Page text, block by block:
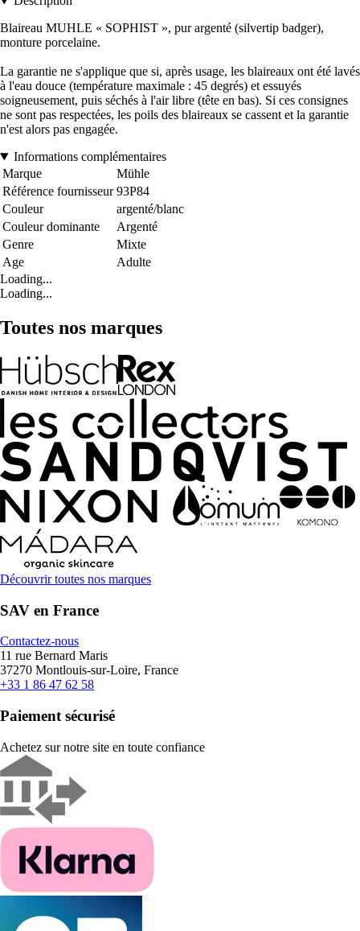
Blaireau MUHLE « SOPHIST », pur argenté (silvertip badger),
monture porcelaine.
La garantie ne s'applique que si, après usage, les blaireaux ont été lavés
à l'eau douce (température maximale : 45 degrés) et essuyés
soigneusement, puis séchés à l'air libre (tête en bas). Si ces consignes
ne sont pas respectées, les poils des blaireaux se cassent et la garantie
n'est alors pas engagée.
Informations complémentaires
Marque
Mühle
Référence fournisseur 93P84
Couleur
argenté/blanc
Couleur dominante
Argenté
Genre
Mixte
Age
Adulte
Loading...
Loading...
Toutes nos marques
Découvrir toutes nos marques
SAV en France
Contactez-nous
11 rue Bernard Maris
37270 Montlouis-sur-Loire, France
+33 1 86 47 62 58
Paiement sécurisé
Achetez sur notre site en toute confiance